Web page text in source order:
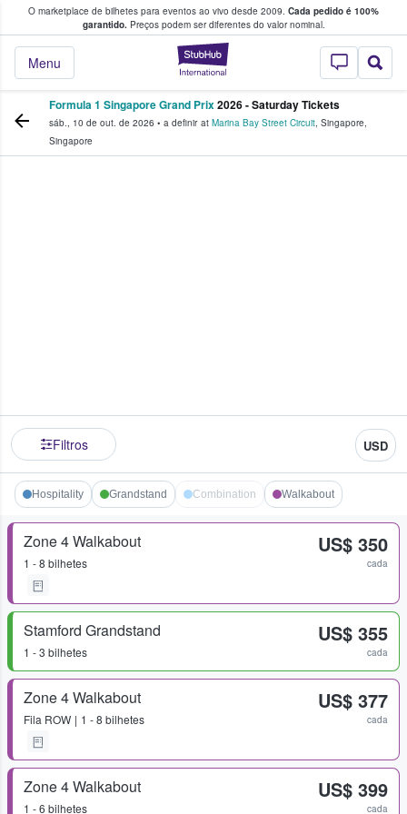
O marketplace de bilhetes para eventos ao vivo desde 2009. Cada pedido é 100%
garantido.Preços podem ser diferentes do valor nominal.
StubHub – onde
Menu
fãs compram e vendem bilhetes
Formula 1 Singapore Grand Prix2026 - Saturday Tickets
sáb., 10 de out. de 2026 • a definir at Marina Bay Street Circuit, Singapore,
Singapore
Filtros USD
Hospitality Grandstand Combination Walkabout
Zone 4 Walkabout
1 - 8 bilhetes
US$ 350
cada
Stamford Grandstand
1 - 3 bilhetes
US$ 355
cada
Zone 4 Walkabout
Fila ROW 1 - 8 bilhetes
US$ 377
cada
Zone 4 Walkabout
1 - 6 bilhetes
US$ 399
cada